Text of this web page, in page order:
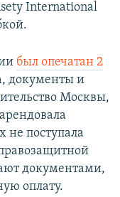
International
был опечатан 2
документы и
Москвы,
не поступала
документами,
оплату.